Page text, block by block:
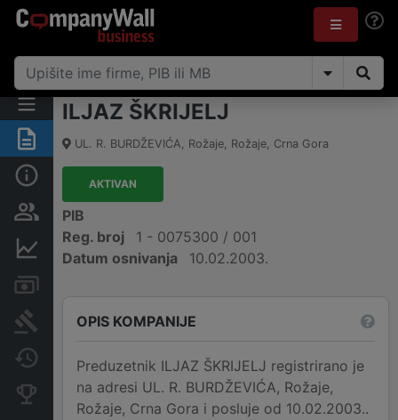
Sažetak
Osobe i vlasništvo
Finansijski podaci
Arhiva sudskih objava
Promjene
Konkurentne kompanije
ILJAZ ŠKRIJELJ
UL. R. BURDŽEVIĆA, Rožaje, Rožaje, Crna Gora
AKTIVAN
PIB
Reg. broj
1 - 0075300 / 001
Datum osnivanja
10.02.2003.
OPIS KOMPANIJE
Preduzetnik ILJAZ ŠKRIJELJ registrirano je
na adresi UL. R. BURDŽEVIĆA, Rožaje,
Rožaje, Crna Gora i posluje od 10.02.2003..